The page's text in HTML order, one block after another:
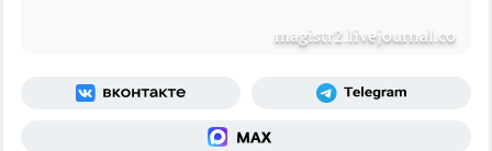
magistr2.livejournal.co